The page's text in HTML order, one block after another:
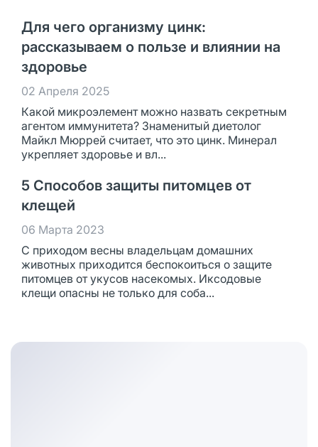
Для чего организму цинк:
рассказываем о пользе и влиянии на
здоровье
02 Апреля 2025
Какой микроэлемент можно назвать секретным
агентом иммунитета? Знаменитый диетолог
Майкл Мюррей считает, что это цинк. Минерал
укрепляет здоровье и вл...
5 Способов защиты питомцев от
клещей
06 Марта 2023
С приходом весны владельцам домашних
животных приходится беспокоиться о защите
питомцев от укусов насекомых. Иксодовые
клещи опасны не только для соба...